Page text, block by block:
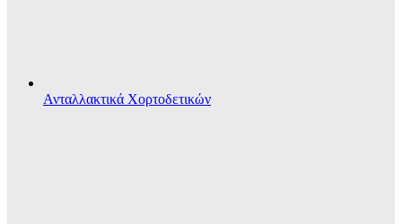
Ανταλλακτικά Χορτοδετικών